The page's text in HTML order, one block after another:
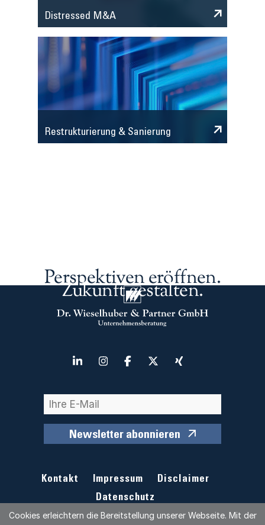
Distressed M&A
Restrukturierung & Sanierung
Newsletter abonnieren
Kontakt Impressum
Disclaimer
Datenschutz
Perspektiven eröffnen.
Zukunft gestalten.
Cookies erleichtern die Bereitstellung unserer Webseite. Mit der